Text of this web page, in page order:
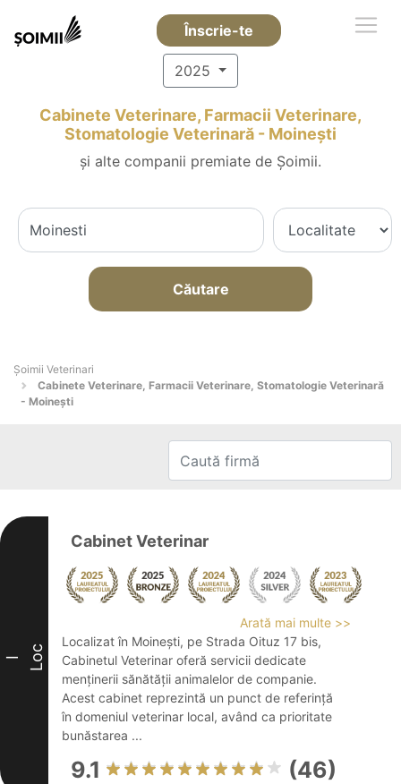
Înscrie-te
2025
Cabinete Veterinare, Farmacii Veterinare,
Stomatologie Veterinară - Moineşti
și alte companii premiate de Șoimii.
Căutare
Șoimii Veterinari
Cabinete Veterinare, Farmacii Veterinare, Stomatologie Veterinară
- Moineşti
I Loc
Cabinet Veterinar
Arată mai multe >>
Localizat în Moinești, pe Strada Oituz 17 bis,
Cabinetul Veterinar oferă servicii dedicate
menținerii sănătății animalelor de companie.
Acest cabinet reprezintă un punct de referință
în domeniul veterinar local, având ca prioritate
bunăstarea ...
9.1 (46)